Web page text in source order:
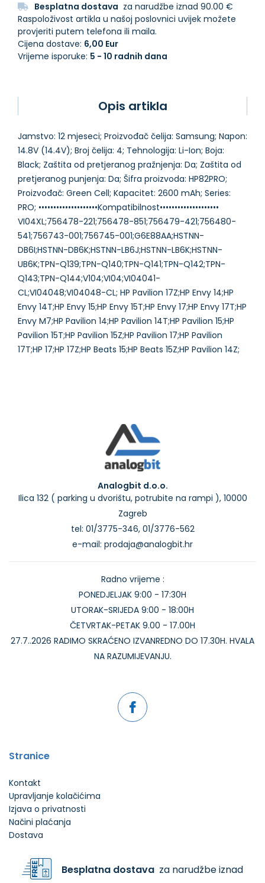
Besplatna dostava za narudžbe iznad 90.00 €
Raspoloživost artikla u našoj poslovnici uvijek možete
provjeriti putem telefona ili maila.
Cijena dostave: 6,00 Eur
Vrijeme isporuke: 5 - 10 radnih dana
Opis artikla
Jamstvo: 12 mjeseci; Proizvođač čelija: Samsung; Napon:
14.8V (14.4V); Broj čelija: 4; Tehnologija: Li-Ion; Boja:
Black; Zaštita od pretjeranog pražnjenja: Da; Zaštita od
pretjeranog punjenja: Da; Šifra proizvoda: HP82PRO;
Proizvođač: Green Cell; Kapacitet: 2600 mAh; Series:
PRO; ••••••••••••••••••••Kompatibilnost••••••••••••••••••••
VI04XL;756478-221;756478-851;756479-421;756480-
541;756743-001;756745-001;G6E88AA;HSTNN-
DB6I;HSTNN-DB6K;HSTNN-LB6J;HSTNN-LB6K;HSTNN-
UB6K;TPN-Q139;TPN-Q140;TPN-Q141;TPN-Q142;TPN-
Q143;TPN-Q144;V104;VI04;VI04041-
CL;VI04048;VI04048-CL; HP Pavilion 17Z;HP Envy 14;HP
Envy 14T;HP Envy 15;HP Envy 15T;HP Envy 17;HP Envy 17T;HP
Envy M7;HP Pavilion 14;HP Pavilion 14T;HP Pavilion 15;HP
Pavilion 15T;HP Pavilion 15Z;HP Pavilion 17;HP Pavilion
Analogbit d.o.o.
Ilica 132 ( parking u dvorištu, potrubite na rampi ), 10000
Zagreb
tel: 01/3775-346, 01/3776-562
e-mail: prodaja@analogbit.hr
Radno vrijeme :
PONEDJELJAK 9:00 - 17:30H
UTORAK-SRIJEDA 9:00 - 18:00H
ČETVRTAK-PETAK 9.00 - 17.00H
27.7..2026 RADIMO SKRAĆENO IZVANREDNO DO 17.30H. HVALA
NA RAZUMIJEVANJU.
Stranice
Kontakt
Upravljanje kolačićima
Izjava o privatnosti
Načini plaćanja
Dostava
Besplatna dostavaza narudžbe iznad